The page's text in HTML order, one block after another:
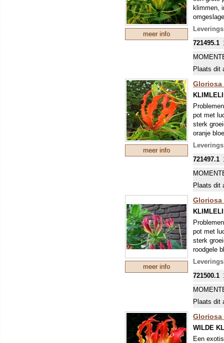
meer info
klimmen,
721495.1
Plaats dit
meer info
pot met
sterk
oranje
en
721497.1
Plaats dit
meer info
Gloriosa
pot met
sterk
roodgele
plant.
721500.1
Plaats dit
Gloriosa
WILDE
Een